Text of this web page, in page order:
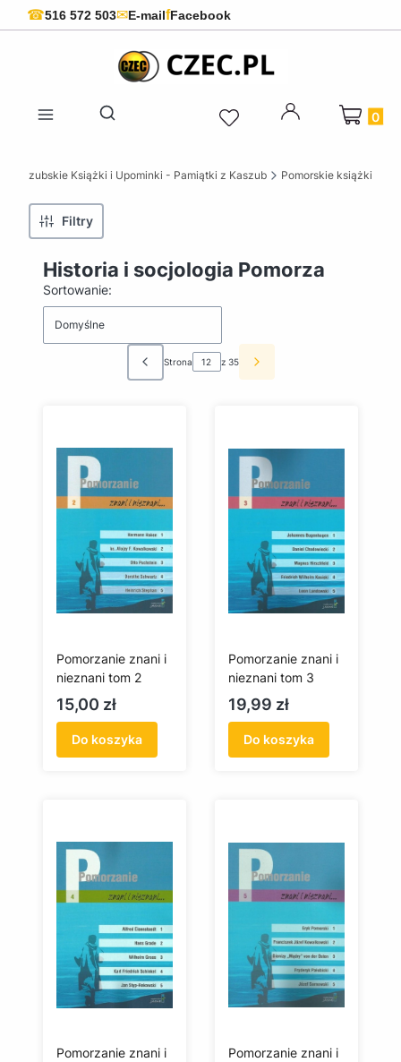
☎516 572 503✉E-mailfFacebook
Otwórz wyszukiwarkę
Produkty
Kaszubskie Książki i Upominki - Pamiątki z Kaszub Pomorskie książki
Filtry
Historia i socjologia Pomorza
Lista produktów
Sortowanie:
Domyślne
Poprzednie produkty
Strona z 35 Następne produkty
Pomorzanie znani i
nieznani tom 2
Cena
15,00 zł
Do koszyka
Pomorzanie znani i
nieznani tom 3
Cena
19,99 zł
Do koszyka
Pomorzanie znani i
Pomorzanie znani i